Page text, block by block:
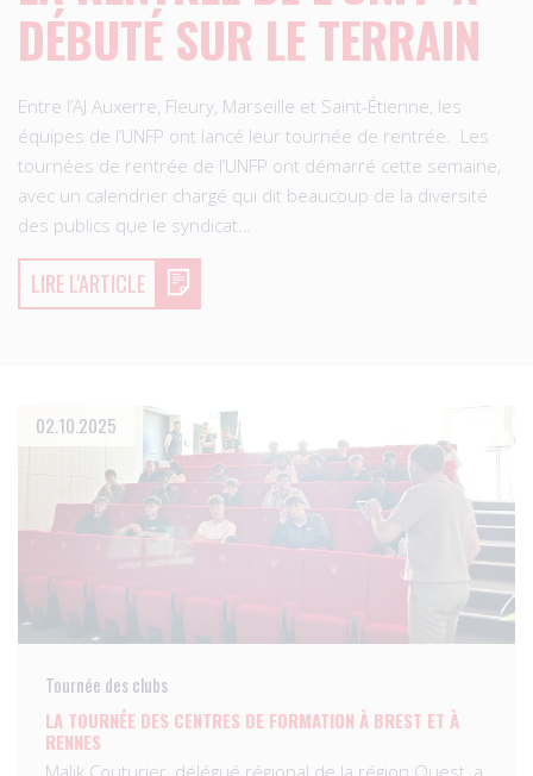
DÉBUTÉ SUR LE TERRAIN
Entre l’AJ Auxerre, Fleury, Marseille et Saint-Étienne, les
équipes de l’UNFP ont lancé leur tournée de rentrée. Les
tournées de rentrée de l’UNFP ont démarré cette semaine,
avec un calendrier chargé qui dit beaucoup de la diversité
des publics que le syndicat…
LIRE L'ARTICLE
02.10.2025
Tournée des clubs
LA TOURNÉE DES CENTRES DE FORMATION À BREST ET À
RENNES